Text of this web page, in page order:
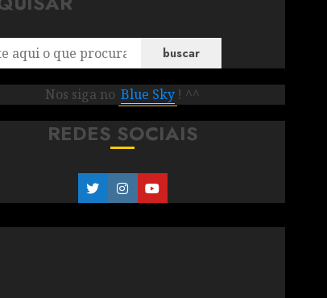
buscar
Nos siga no Blue Sky ! ^^
REDES SOCIAIS